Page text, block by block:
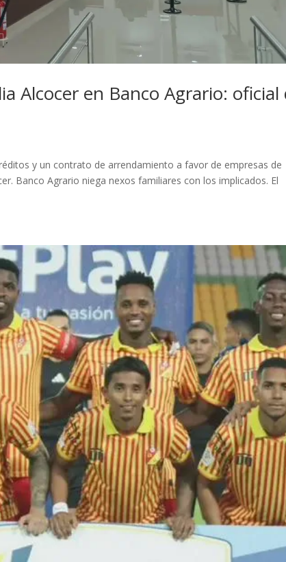
Alcocer en Banco Agrario: oficial
y un contrato de arrendamiento a favor de empresas de
Banco Agrario niega nexos familiares con los implicados. El